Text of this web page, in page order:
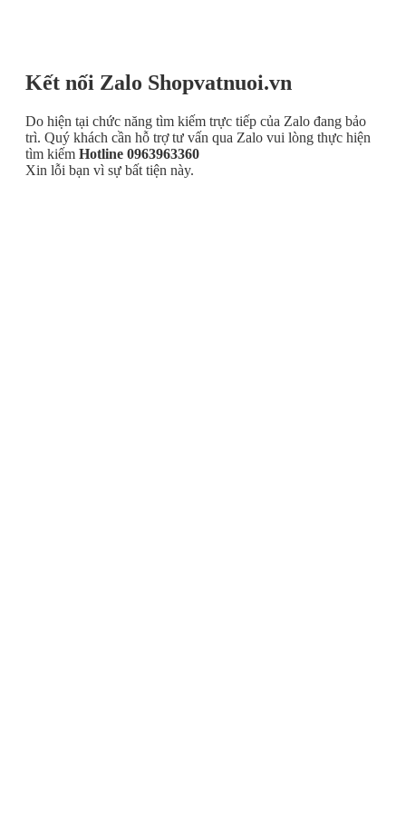
Kết nối Zalo Shopvatnuoi.vn
Do hiện tại chức năng tìm kiếm trực tiếp của Zalo đang bảo
trì. Quý khách cần hỗ trợ tư vấn qua Zalo vui lòng thực hiện
tìm kiếm Hotline 0963963360
Xin lỗi bạn vì sự bất tiện này.